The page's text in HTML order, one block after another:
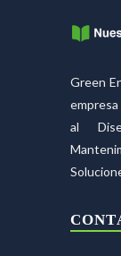
Green
empresa
al